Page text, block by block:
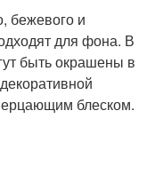
бежевого и
для фона. В
быть окрашены в
блеском.